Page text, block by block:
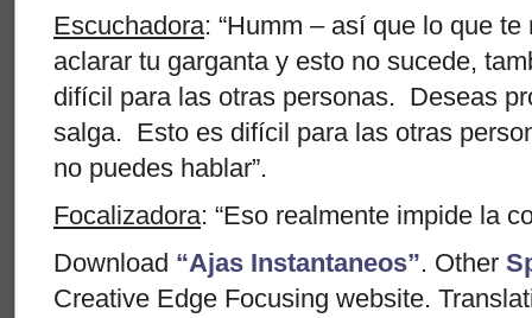
Escuchadora: “Humm – así que lo que
aclarar tu garganta y esto no sucede,
difícil para las otras personas. Deseas
salga. Esto es difícil para las otras
no puedes hablar”.
Focalizadora: “Eso realmente impide la
Download “Ajas Instantaneos”. Other
Creative Edge Focusing website.